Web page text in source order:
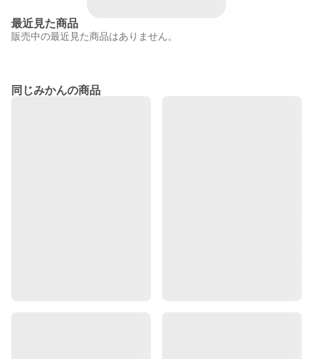
最近見た商品
販売中の最近見た商品はありません。
同じみかんの商品